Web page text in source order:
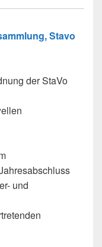
Stavo
der StaVo
und